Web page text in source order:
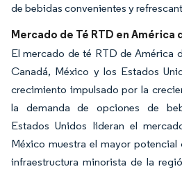
de bebidas convenientes y
Mercado de Té RTD en América
El mercado de té RTD de América
Canadá, México y los Estados
crecimiento impulsado por la
la demanda de opciones de
Estados Unidos lideran el
México muestra el mayor
infraestructura minorista de la